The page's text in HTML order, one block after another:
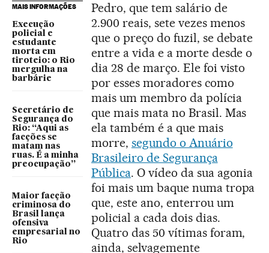
MAIS INFORMAÇÕES
Execução
policial e
estudante
morta em
tiroteio: o Rio
mergulha na
barbárie
Secretário de
Segurança do
Rio: “Aqui as
facções se
matam nas
ruas. É a minha
preocupação”
Maior facção
criminosa do
Brasil lança
ofensiva
empresarial no
Rio
Pedro, que tem salário de
2.900 reais, sete vezes menos
que o preço do fuzil, se debate
entre a vida e a morte desde o
dia 28 de março. Ele foi visto
por esses moradores como
mais um membro da polícia
que mais mata no Brasil. Mas
ela também é a que mais
morre, segundo o Anuário
Brasileiro de Segurança
Pública. O vídeo da sua agonia
foi mais um baque numa tropa
que, este ano, enterrou um
policial a cada dois dias.
Quatro das 50 vítimas foram,
ainda, selvagemente